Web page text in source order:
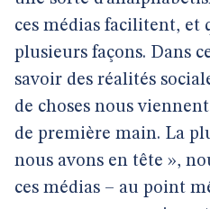
ces médias facilitent, et
plusieurs façons. Dans
savoir des réalités
de choses nous
de première main. La
nous avons en tête »,
ces médias – au point